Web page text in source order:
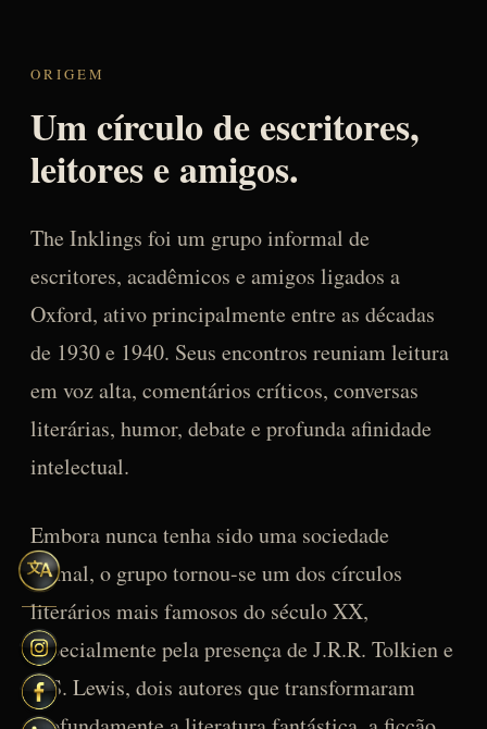
ORIGEM
Um círculo de escritores,
leitores e amigos.
The Inklings foi um grupo informal de
escritores, acadêmicos e amigos ligados a
Oxford, ativo principalmente entre as décadas
de 1930 e 1940. Seus encontros reuniam leitura
em voz alta, comentários críticos, conversas
literárias, humor, debate e profunda afinidade
intelectual.
Embora nunca tenha sido uma sociedade
formal, o grupo tornou-se um dos círculos
literários mais famosos do século XX,
especialmente pela presença de J.R.R. Tolkien e
C.S. Lewis, dois autores que transformaram